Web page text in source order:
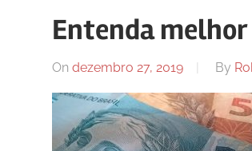
notícias
FilaCap
informações
relevantes.
Entenda melhor
On dezembro 27, 2019 By